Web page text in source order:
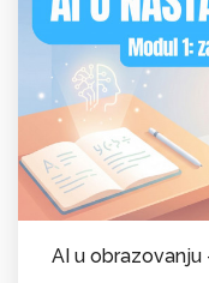
AI u obrazovanju